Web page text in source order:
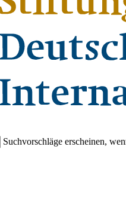
Suchvorschläge erscheinen,